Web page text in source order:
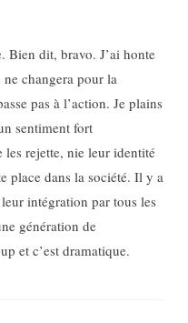
Bien dit, bravo. J’ai honte
changera pour la
pas à l’action. Je plains
sentiment fort
les rejette, nie leur identité
place dans la société. Il y a
intégration par tous les
génération de
et c’est dramatique.